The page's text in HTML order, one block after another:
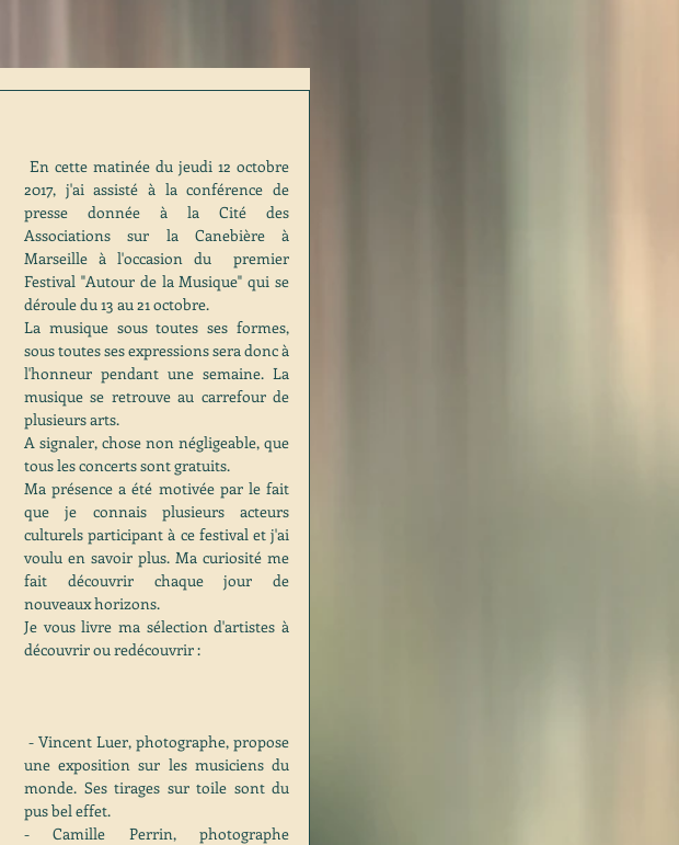
2017, j'ai assisté à la conférence de
presse donnée à la Cité des
Associations sur la Canebière à
Marseille à l'occasion du  premier
Festival "Autour de la Musique" qui se
déroule du 13 au 21 octobre.
La musique sous toutes ses formes,
sous toutes ses expressions sera donc à
l'honneur pendant une semaine. La
musique se retrouve au carrefour de
plusieurs arts.
A signaler, chose non négligeable, que
tous les concerts sont gratuits.
Ma présence a été motivée par le fait
que je connais plusieurs acteurs
culturels participant à ce festival et j'ai
voulu en savoir plus. Ma curiosité me
fait découvrir chaque jour de
nouveaux horizons.
Je vous livre ma sélection d'artistes à
découvrir ou redécouvrir :
une exposition sur les musiciens du
monde. Ses tirages sur toile sont du
pus bel effet.
- Camille Perrin, photographe